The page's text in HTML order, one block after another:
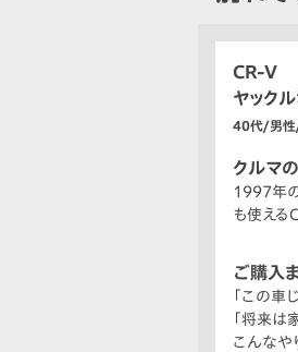
CR-V
ヤック
40代/男
クルマ
1997年の
も使える
ご購入
「この車
「将来は
こんなや